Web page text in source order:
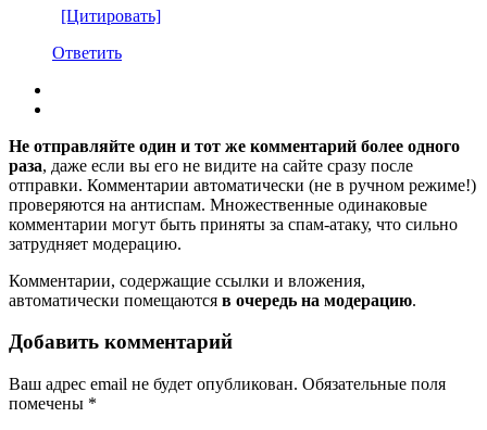
[Цитировать]
Ответить
Не отправляйте один и тот же комментарий более одного
раза, даже если вы его не видите на сайте сразу после
отправки. Комментарии автоматически (не в ручном режиме!)
проверяются на антиспам. Множественные одинаковые
комментарии могут быть приняты за спам-атаку, что сильно
затрудняет модерацию.
Комментарии, содержащие ссылки и вложения,
автоматически помещаются в очередь на модерацию.
Добавить комментарий
Ваш адрес email не будет опубликован. Обязательные поля
помечены *